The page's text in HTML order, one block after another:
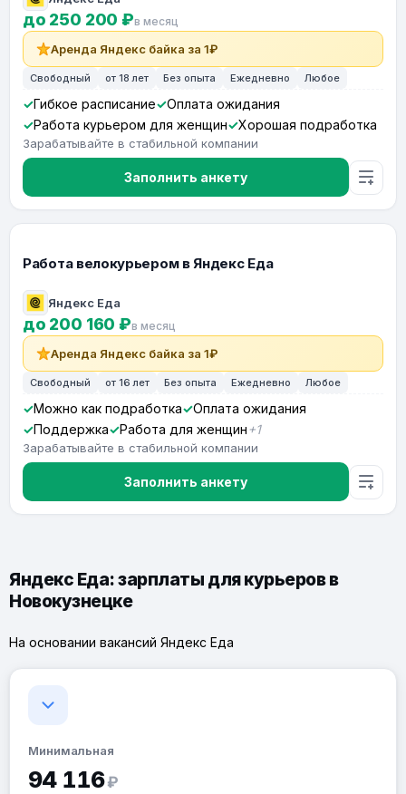
до 250 200 ₽в месяц
Аренда Яндекс байка за 1₽
Свободный от 18 лет Без опыта Ежедневно Любое
Гибкое расписание
Оплата ожидания
Работа курьером для женщин
Хорошая подработка
Зарабатывайте в стабильной компании
Заполнить анкету
Работа велокурьером в Яндекс Еда
Яндекс Еда
до 200 160 ₽в месяц
Аренда Яндекс байка за 1₽
Свободный от 16 лет Без опыта Ежедневно Любое
Можно как подработка
Оплата ожидания
Поддержка
Работа для женщин +1
Зарабатывайте в стабильной компании
Заполнить анкету
Яндекс Еда: зарплаты для курьеров в
Новокузнецке
На основании вакансий Яндекс Еда
Минимальная
94 116₽